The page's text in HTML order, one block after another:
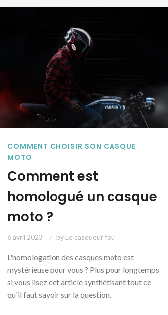
COMMENT CHOISIR SON CASQUE
MOTO
Comment est
homologué un casque
moto ?
6 avril 2023 by Le casqueur fou
L'homologation des casques moto est
mystérieuse pour vous ? Plus pour longtemps
si vous lisez cet article synthétisant tout ce
qu'il faut savoir sur la question.